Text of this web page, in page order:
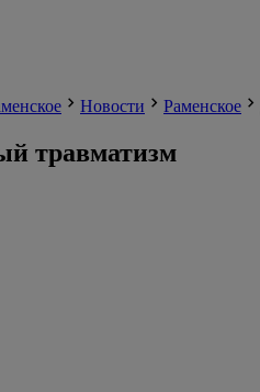
Новости Раменское
травматизм